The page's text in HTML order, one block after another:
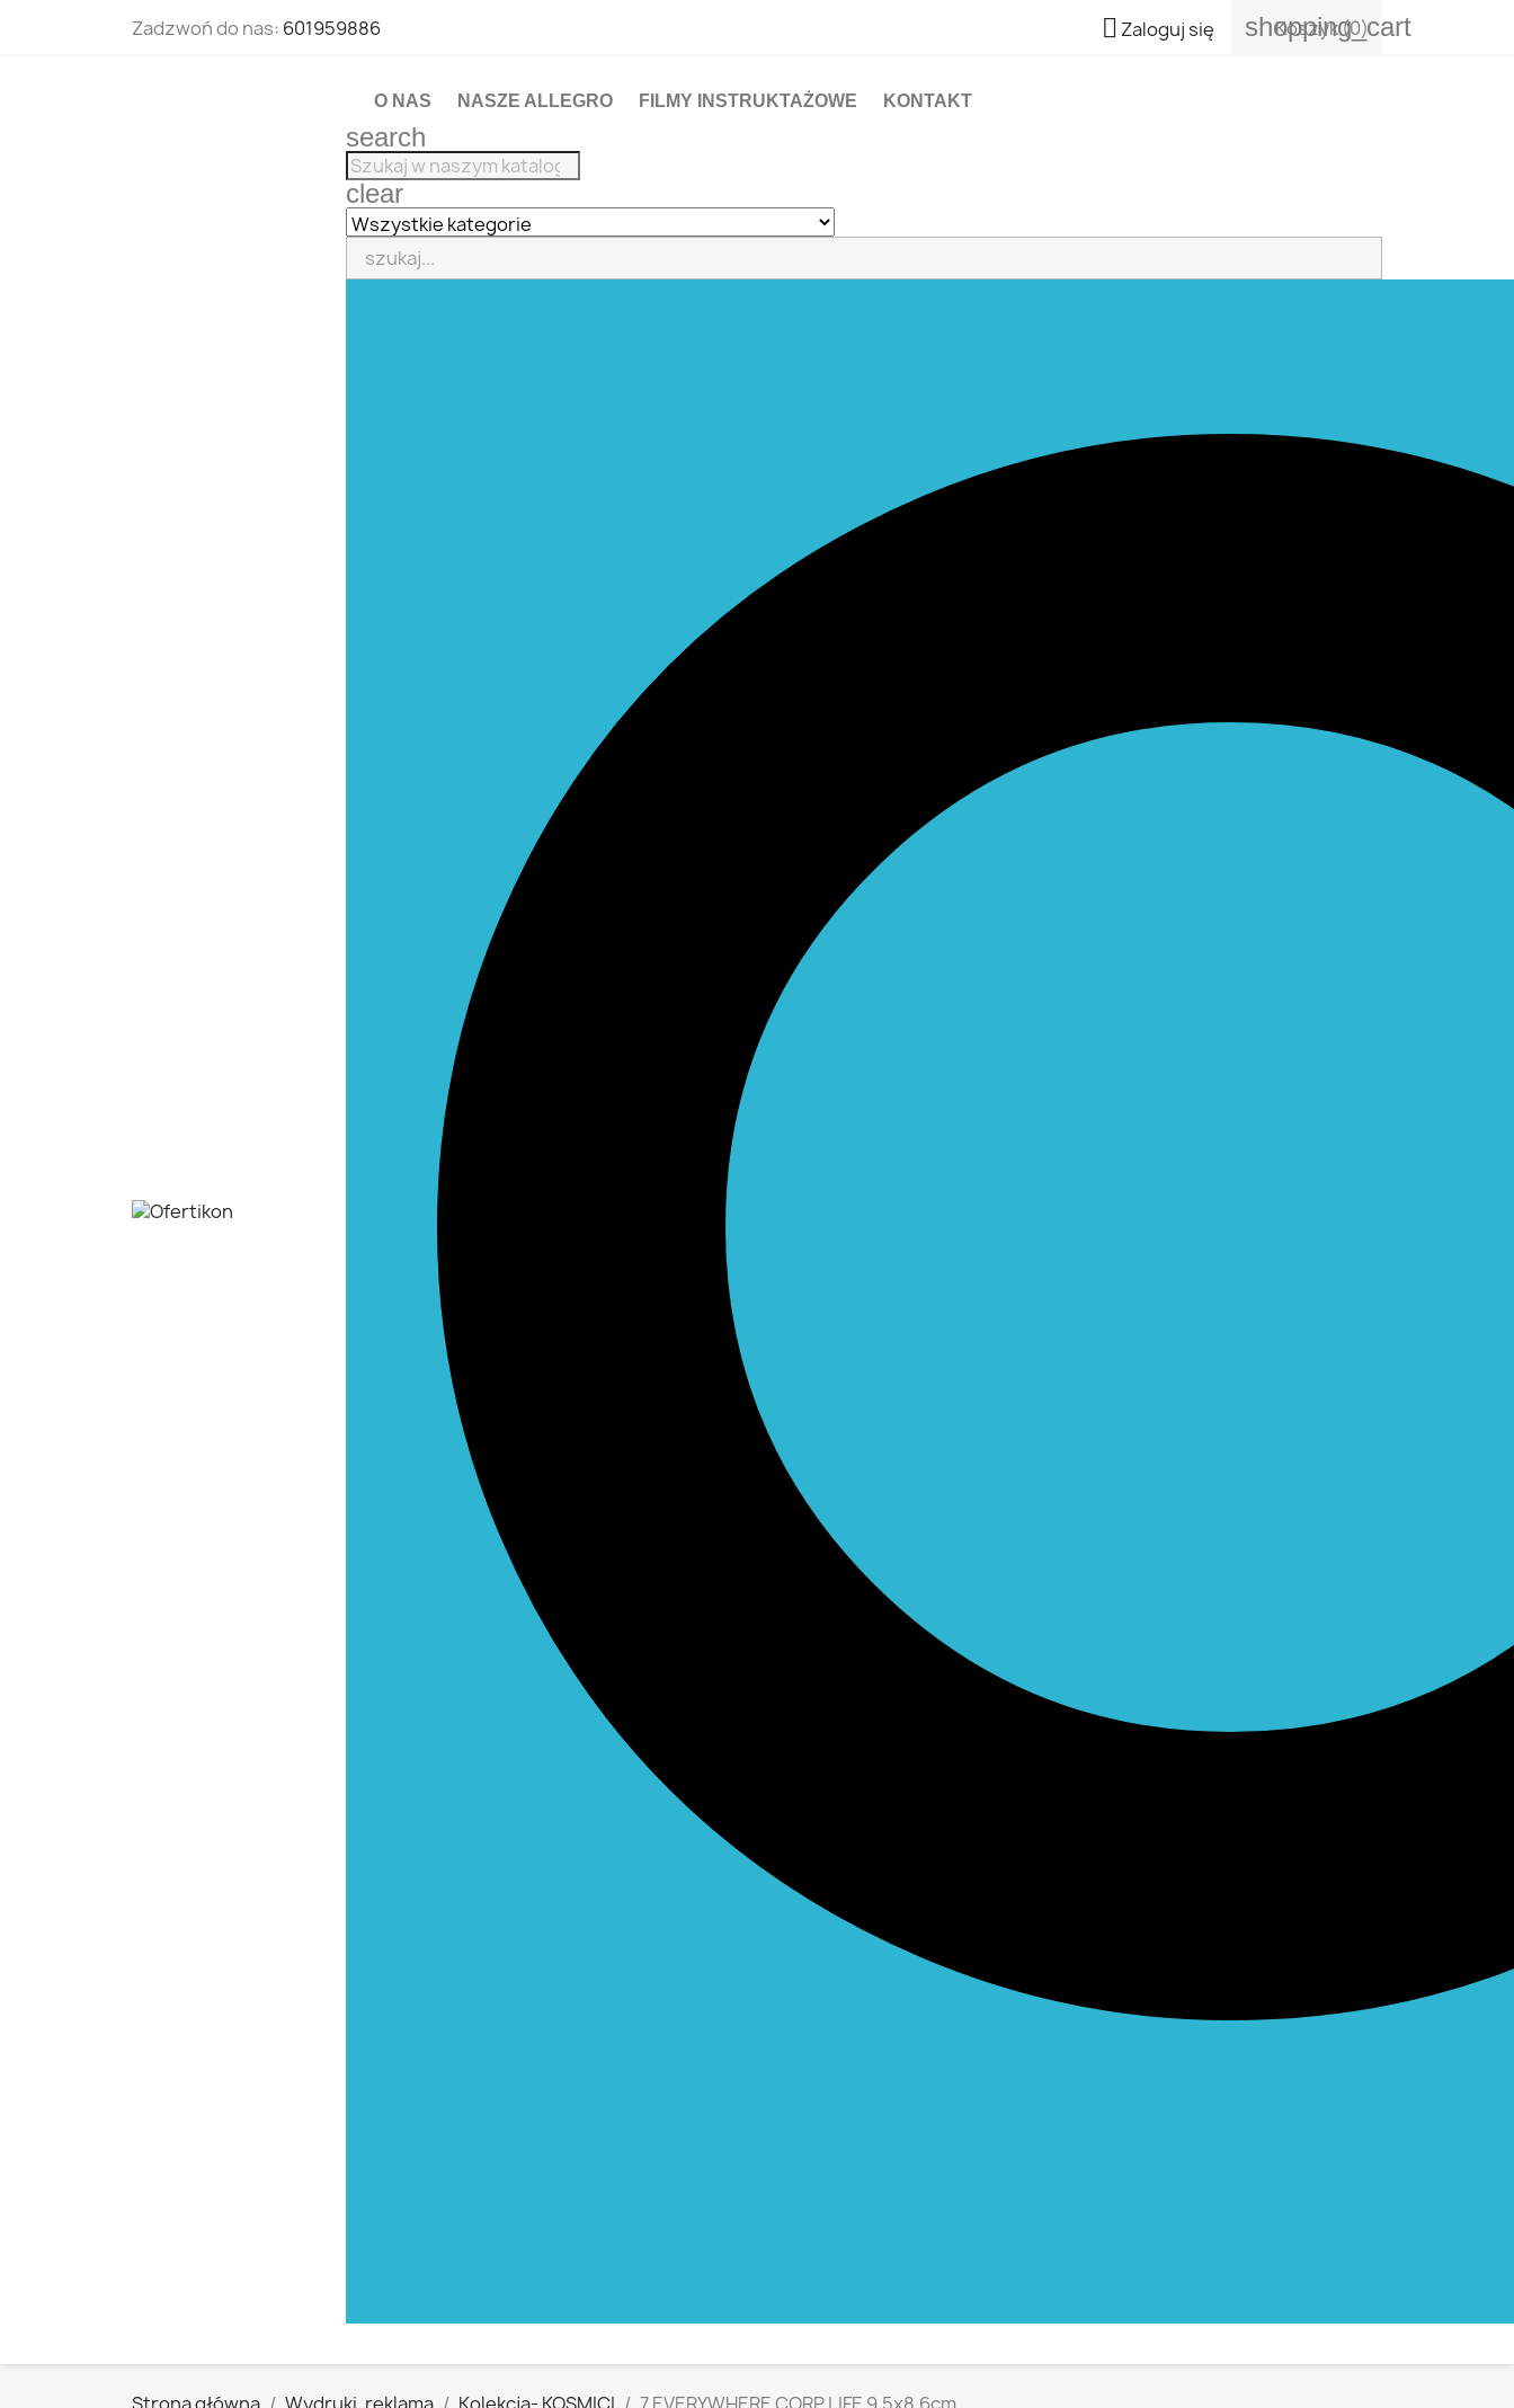
Zadzwoń do nas: 601959886  Zaloguj się shopping_cart
Koszyk(0)
O NAS NASZE ALLEGRO FILMY INSTRUKTAŻOWE KONTAKT
search
clear